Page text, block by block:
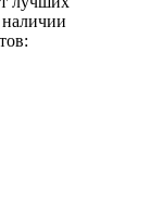
наличии